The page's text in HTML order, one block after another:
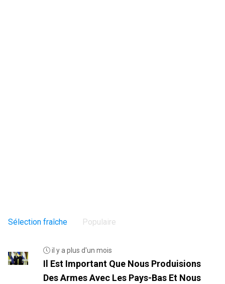
Sélection fraîche Populaire
il y a plus d'un mois
Il Est Important Que Nous Produisions
Des Armes Avec Les Pays-Bas Et Nous